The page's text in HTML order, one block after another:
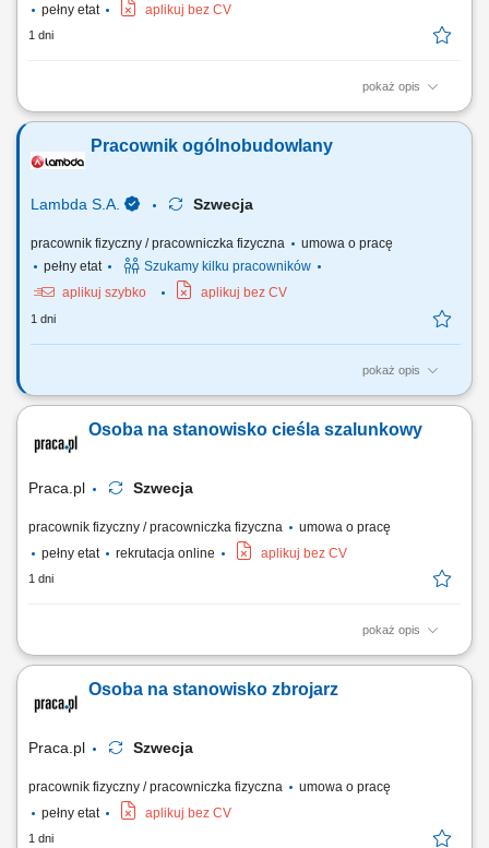
pełny etat
aplikuj bez CV
1 dni
pokaż opis
Wykonywanie prac z użyciem szalunków systemowych (np. PERI,
kosmetyka i zacieranie powierzchni betonowych. Udział w prestiżowych
projektach budowlanych (np. ekologiczna huta stali, oczyszczalnia
Pracownik ogólnobudowlany
Lambda S.A. Szwecja
pracownik fizyczny / pracowniczka fizyczna
umowa o pracę
pełny etat
Szukamy kilku pracowników
aplikuj szybko
aplikuj bez CV
1 dni
pokaż opis
Twój zakres obowiązków: Prace ogólnobudowlane - pomoc przy
kosmetyczne; Prace porządkowe na placu budowy;
Osoba na stanowisko cieśla szalunkowy
Praca.pl Szwecja
pracownik fizyczny / pracowniczka fizyczna
umowa o pracę
pełny etat
rekrutacja online aplikuj bez CV
1 dni
pokaż opis
Twój zakres obowiązków Montaż szalunków.
Osoba na stanowisko zbrojarz
Praca.pl Szwecja
pracownik fizyczny / pracowniczka fizyczna
umowa o pracę
pełny etat
aplikuj bez CV
1 dni